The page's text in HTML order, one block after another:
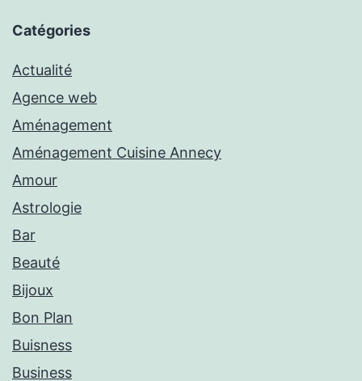
Catégories
Actualité
Agence web
Aménagement
Aménagement Cuisine Annecy
Amour
Astrologie
Bar
Beauté
Bijoux
Bon Plan
Buisness
Business